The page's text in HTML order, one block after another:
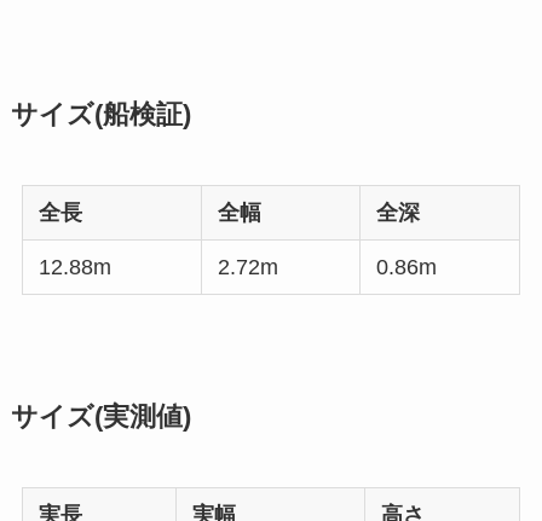
サイズ(船検証)
全長 全幅 全深
12.88m 2.72m 0.86m
サイズ(実測値)
実長 実幅 高さ